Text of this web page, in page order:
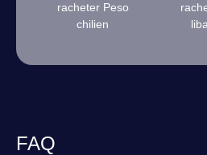
racheter Peso
chilien
FAQ